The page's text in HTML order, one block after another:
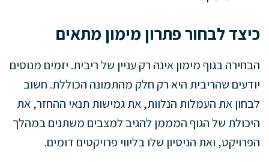
כיצד לבחור פתרון מימון מתאים
הבחירה בגוף מימון אינה רק עניין של ריבית. יזמים מנוסים
יודעים שהריבית היא רק חלק מהתמונה הכוללת. חשוב
לבחון את העמלות הנלוות, את גמישות תנאי ההחזר, את
היכולת של הגוף המממן להגיב למצבים משתנים במהלך
הפרויקט, ואת הניסיון שלו בליווי פרויקטים דומים.